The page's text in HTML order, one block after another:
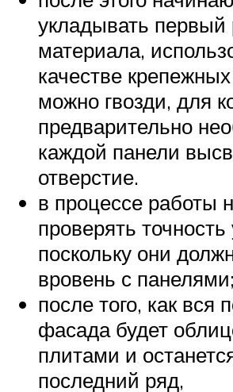
укладывать первый
материала,
качестве
можно гвозди, для
предварительно
каждой панели
отверстие.
в процессе работы
проверять точность
поскольку они
вровень с панелями;
после того, как вся
фасада будет
плитами и
последний ряд,